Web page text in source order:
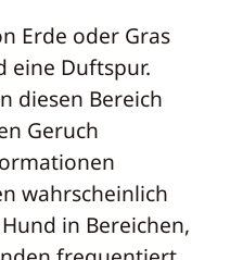
Erde oder Gras
eine Duftspur.
diesen Bereich
Geruch
wahrscheinlich
in Bereichen,